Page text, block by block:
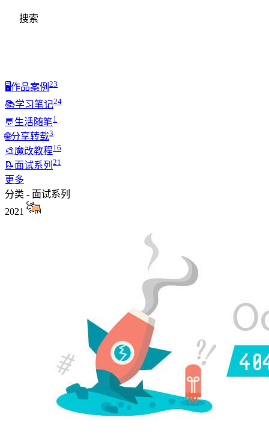
搜索
🖥️作品案例 23
📚学习笔记24
💬生活随笔1
🌐分享转载3
🎨魔改教程16
📝面试系列 21
更多
分类 - 面试系列
2021